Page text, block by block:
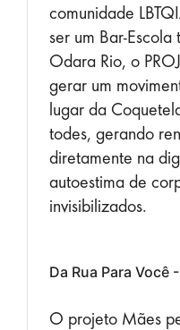
comunidade
ser um Bar-
Odara Rio, o
gerar um
lugar da
todes, gerando
diretamente na
autoestima de
invisibilizados.
Da Rua Para Você
O projeto Mães